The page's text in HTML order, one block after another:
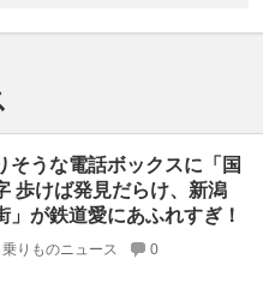
そうな電話ボックスに「国
歩けば発見だらけ、新潟
」が鉄道愛にあふれすぎ！
乗りものニュース 0